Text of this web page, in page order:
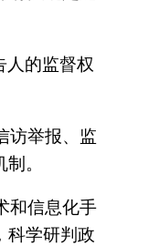
人的监督权
访举报、监
。
和信息化手
科学研判政